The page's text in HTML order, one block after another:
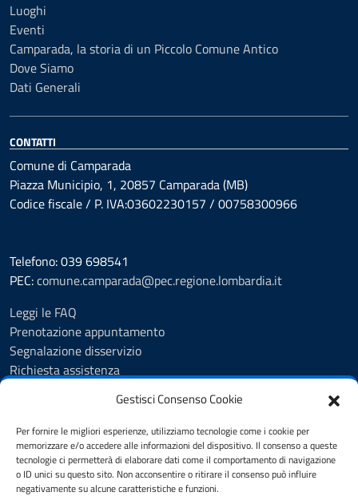
Gestisci Consenso Cookie
Per fornire le migliori esperienze, utilizziamo tecnologie come i cookie per
memorizzare e/o accedere alle informazioni del dispositivo. Il consenso a queste
tecnologie ci permetterà di elaborare dati come il comportamento di navigazione
o ID unici su questo sito. Non acconsentire o ritirare il consenso può influire
negativamente su alcune caratteristiche e funzioni.
Luoghi
Eventi
Camparada, la storia di un Piccolo Comune Antico
Dove Siamo
Dati Generali
CONTATTI
Comune di Camparada
Piazza Municipio, 1, 20857 Camparada (MB)
Codice fiscale / P. IVA:03602230157 / 00758300966
Telefono: 039 698541
PEC:comune.camparada@pec.regione.lombardia.it
Leggi le FAQ
Prenotazione appuntamento
Segnalazione disservizio
Richiesta assistenza
Amministrazione trasparente
Albo Pretorio
Informativa privacy
Note legali
Dichiarazione di accessibilità